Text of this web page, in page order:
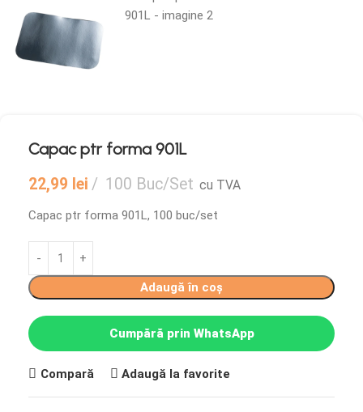
Capac ptr forma 901L
22,99 lei 100 Buc/Set cu TVA
Capac ptr forma 901L, 100 buc/set
Adaugă în coș
Cumpără prin WhatsApp
Compară Adaugă la favorite